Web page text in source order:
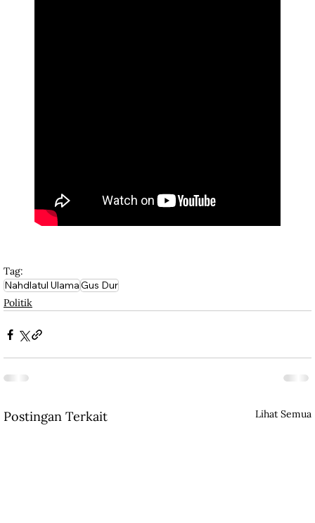
Tag:
Nahdlatul UlamaGus Dur
Politik
Postingan Terkait Lihat Semua